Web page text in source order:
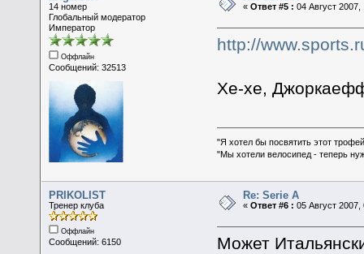
14 номер
Глобальный модератор
Император
Оффлайн
Сообщений: 32513
«Ответ #5 : 04 Август 2007,
http://
Хе-хе,
"Я хотел бы посвятить этот
"Мы хотели велосипед - теперь
PRIKOLIST
Тренер клуба
Оффлайн
Сообщений: 6150
Re: Serie A
«Ответ #6 : 05 Август 2007,
Может